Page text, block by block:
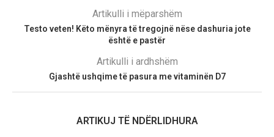
Artikulli i mëparshëm
Testo veten! Këto mënyra të tregojnë nëse dashuria jote
është e pastër
Artikulli i ardhshëm
Gjashtë ushqime të pasura me vitaminën D7
ARTIKUJ TË NDËRLIDHURA